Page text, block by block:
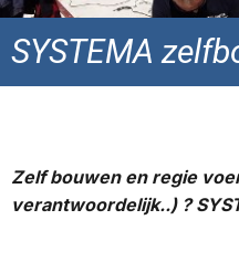
SYSTEMA
Zelf bouwen en regie
verantwoordelijk..) ?